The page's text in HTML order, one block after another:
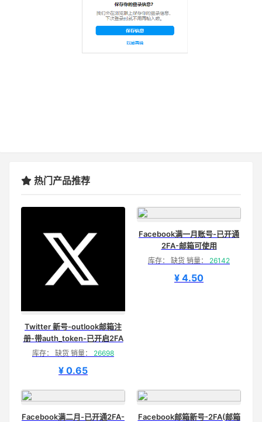
热门产品推荐
Twitter 新号-outlook邮箱注
册-带auth_token-已开启2FA
库存： 缺货 销量： 26698
¥ 0.65
Facebook满一月账号-已开通
2FA-邮箱可使用
库存： 缺货 销量： 26142
¥ 4.50
Facebook满二月-已开通2FA-
Facebook邮箱新号-2FA(邮箱